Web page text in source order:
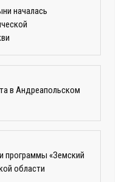
началась
в Андреапольском
программы «Земский
области